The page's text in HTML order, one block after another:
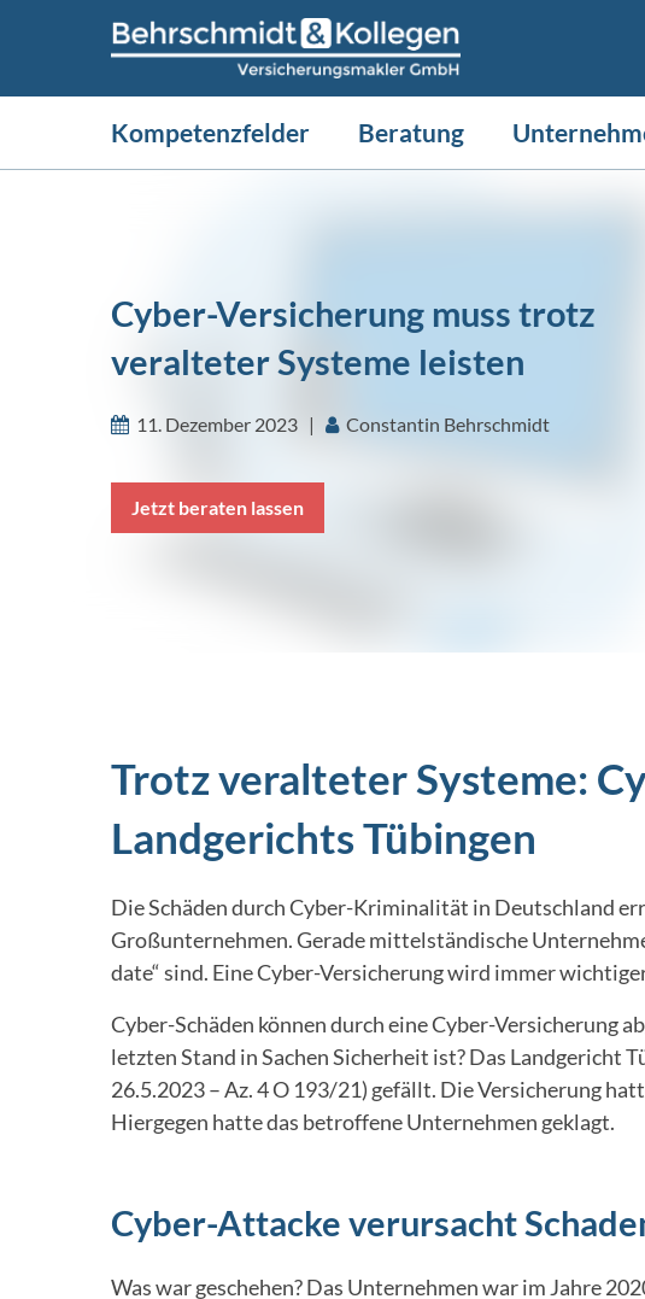
Kompetenzfelder Beratung
Cyber-Versicherung muss trotz
veralteter Systeme leisten
11. Dezember 2023 | Constantin Behrschmidt
Jetzt beraten lassen
Trotz veralteter Systeme:
Landgerichts Tübingen
Die Schäden durch Cyber-Kriminalität in Deutschland
Großunternehmen. Gerade mittelständische
date“ sind. Eine Cyber-Versicherung wird immer
Cyber-Schäden können durch eine Cyber-Versicherung
letzten Stand in Sachen Sicherheit ist? Das Landgericht
26.5.2023 – Az. 4 O 193/21) gefällt. Die Versicherung
Hiergegen hatte das betroffene Unternehmen geklagt.
Cyber-Attacke verursacht
Was war geschehen? Das Unternehmen war im Jahre